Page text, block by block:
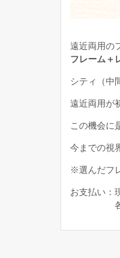
遠近両用の
フレーム＋
シティ（中
遠近両用が
この機会に
今までの視
※選んだフ
お支払い：
各種商品